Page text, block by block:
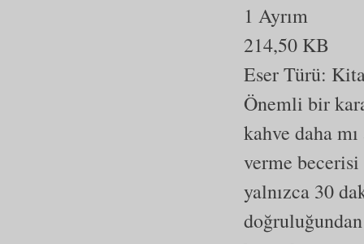
1 Ayrım
214,50 KB
Eser Türü:
Önemli bir
kahve daha
verme
yalnızca 30